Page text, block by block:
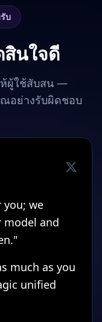
บ
สินใจดี
ห้ผู้ใช้สับสน —
ณอย่างรับผิดชอบ
you; we
model and
much as you
unified